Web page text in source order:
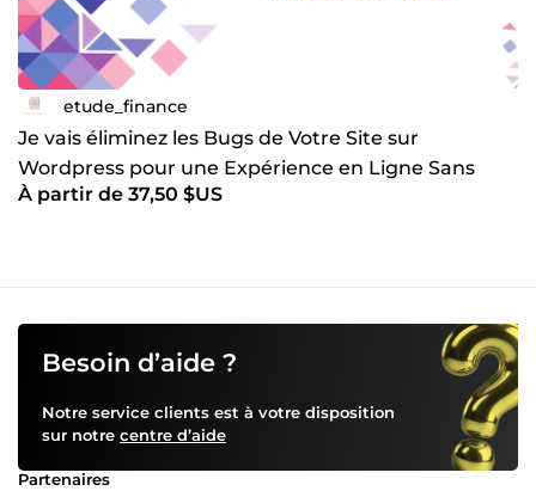
etude_finance
Je vais éliminez les Bugs de Votre Site sur
Wordpress pour une Expérience en Ligne Sans
Faille
À partir de 37,50 $US
Besoin d’aide ?
Notre service clients est à votre disposition
sur notre centre d’aide
Partenaires